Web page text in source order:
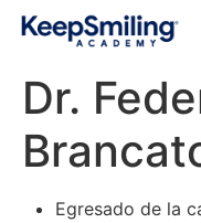
Dr.
Egresado de la